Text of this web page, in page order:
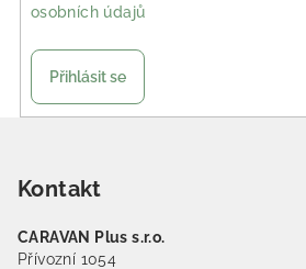
osobních údajů
Přihlásit se
Kontakt
CARAVAN Plus s.r.o.
Přívozní 1054